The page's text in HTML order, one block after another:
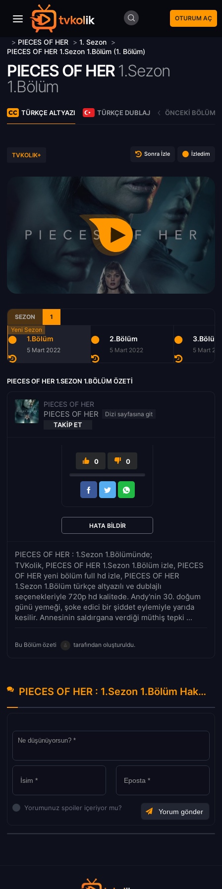
OTURUM AÇ
> PIECES OF HER > 1. Sezon >
PIECES OF HER 1.Sezon 1.Bölüm (1. Bölüm)
PIECES OF HER 1.Sezon
1.Bölüm
TÜRKÇE ALTYAZI TÜRKÇE DUBLAJ ÖNCEKI BÖLÜM
TVKOLIK+ Sonra İzle İzledim
SEZON 1
1.Bölüm
5 Mart 2022
2.Bölüm
5 Mart 2022
3.Bölüm
5 Mart
PIECES OF HER 1.SEZON 1.BÖLÜM ÖZETI
PIECES OF HER
PIECES OF HER
TAKIP ET
PIECES OF HER : 1.Sezon 1.Bölümünde;
TVKolik, PIECES OF HER 1.Sezon 1.Bölüm izle, PIECES
OF HER yeni bölüm full hd izle, PIECES OF HER
1.Sezon 1.Bölüm türkçe altyazılı ve dublajlı
seçenekleriyle 720p hd kalitede. Andy'nin 30. doğum
günü yemeği, şoke edici bir şiddet eylemiyle yarıda
kesilir. Annesinin saldırgana verdiği müthiş tepki ...
Bu Bölüm özeti tarafından oluşturuldu.
0 0
HATA BILDIR
PIECES OF HER : 1.Sezon 1.Bölüm Hakkında Yorumlar
Yorumunuz spoiler içeriyor mu?